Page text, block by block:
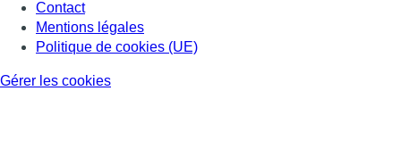
Contact
Mentions légales
Politique de cookies (UE)
Gérer les cookies